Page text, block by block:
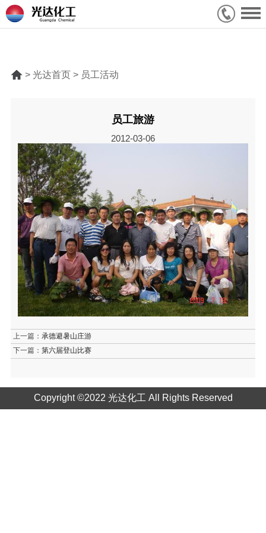
> 光达首页 > 员工活动
员工旅游
2012-03-06
上一篇：承德避暑山庄游
下一篇：第六届登山比赛
Copyright ©2022 光达化工 All Rights Reserved